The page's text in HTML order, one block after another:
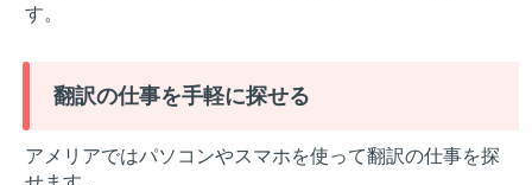
す。
翻訳の仕事を手軽に探せる
アメリアではパソコンやスマホを使って翻訳の仕事を探